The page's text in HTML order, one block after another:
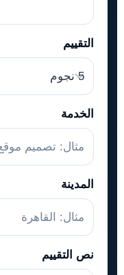
التقييم
الخدمة
المدينة
نص التقييم